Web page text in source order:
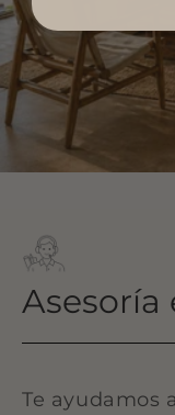
Asesoría
Te ayudamos